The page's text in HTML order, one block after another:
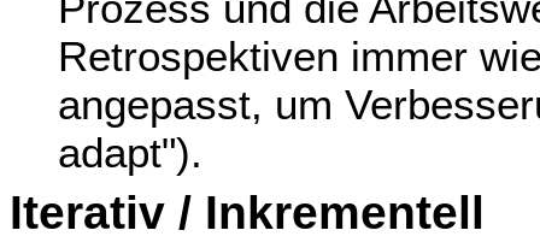
Retrospektiven immer
angepasst, um
adapt").
Iterativ / Inkrementell